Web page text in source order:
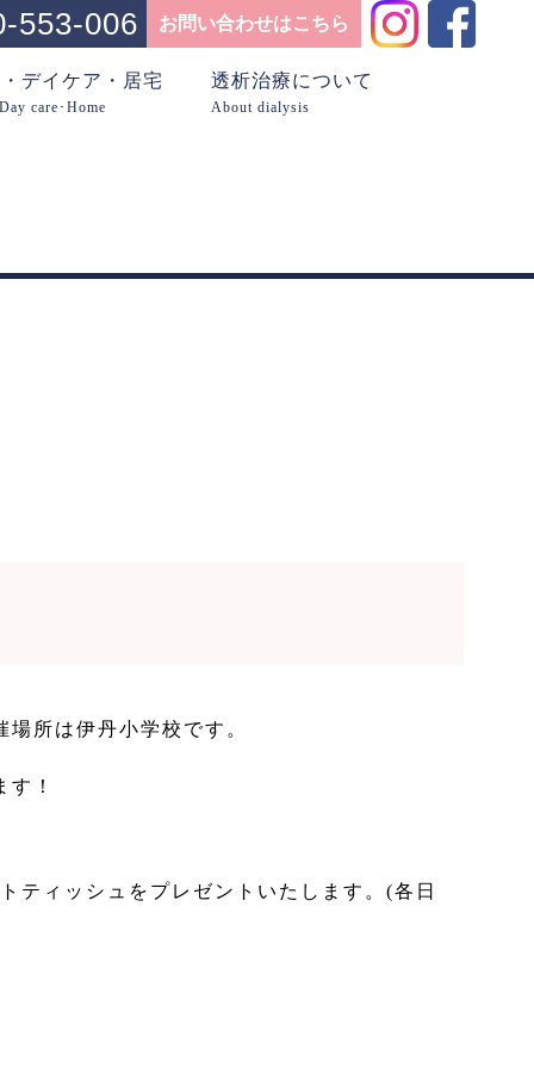
553-006 お問い合わせはこちら
デイケア・居宅
care･Home
透析治療について
About dialysis
所は伊丹小学校です。
！
ティッシュをプレゼントいたします。(各日